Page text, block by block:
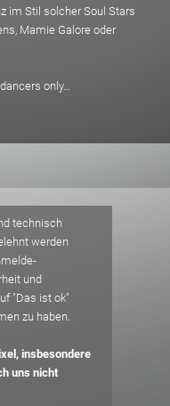
im Stil solcher Soul Stars
Mamie Galore oder
only…
technisch
werden
und
"Das ist ok"
zu haben.
insbesondere
uns nicht